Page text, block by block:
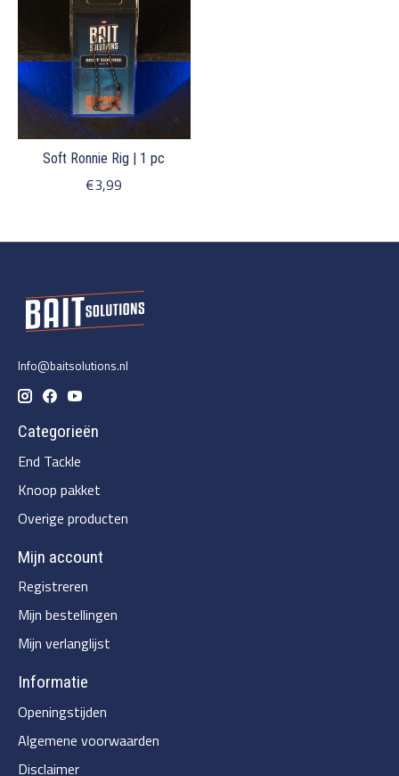
Soft Ronnie Rig | 1 pc
€3,99
Info@baitsolutions.nl
Categorieën
End Tackle
Knoop pakket
Overige producten
Mijn account
Registreren
Mijn bestellingen
Mijn verlanglijst
Informatie
Openingstijden
Algemene voorwaarden
Disclaimer